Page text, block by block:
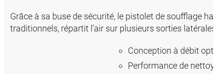
Grâce à sa buse de sécurité, le pistolet de soufflage
traditionnels, répartit l’air sur plusieurs sorties
Conception à débit
Performance de